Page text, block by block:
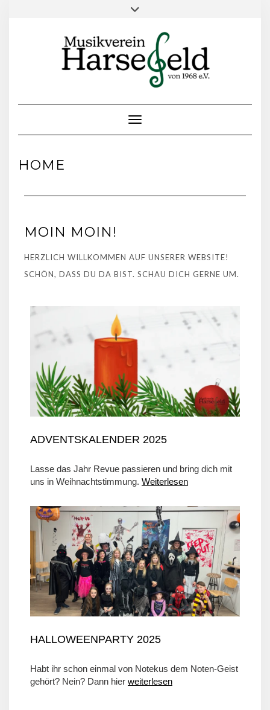
Toggle Navigation
HOME
MOIN MOIN!
HERZLICH WILLKOMMEN AUF UNSERER WEBSITE!
SCHÖN, DASS DU DA BIST. SCHAU DICH GERNE UM.
ADVENTSKALENDER 2025
Lasse das Jahr Revue passieren und bring dich mit
uns in Weihnachtstimmung. Weiterlesen
HALLOWEENPARTY 2025
Habt ihr schon einmal von Notekus dem Noten-Geist
gehört? Nein? Dann hier weiterlesen